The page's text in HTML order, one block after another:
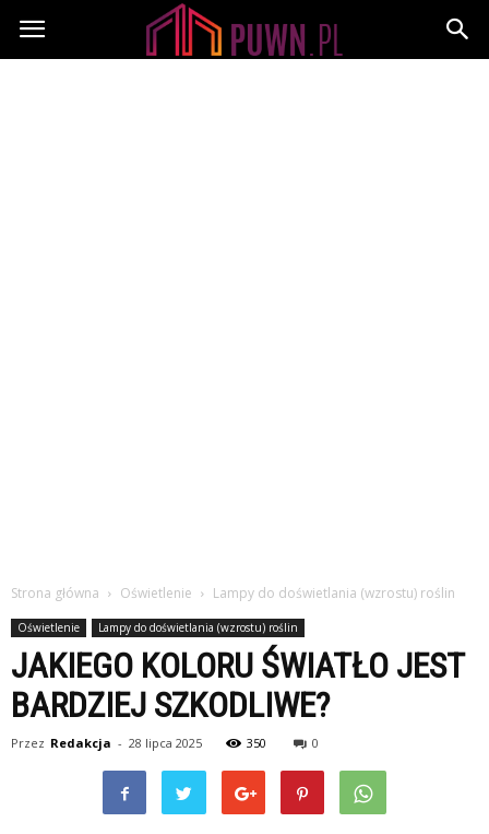
PUWN.pl
Strona główna Oświetlenie Lampy do doświetlania (wzrostu) roślin
Oświetlenie Lampy do doświetlania (wzrostu) roślin
JAKIEGO KOLORU ŚWIATŁO JEST
BARDZIEJ SZKODLIWE?
Przez Redakcja - 28 lipca 2025 350 0